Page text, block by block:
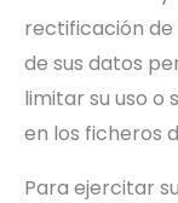
rectificación de
de sus datos
limitar su uso o
en los ficheros
Para ejercitar